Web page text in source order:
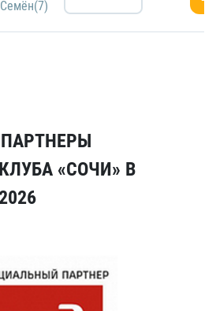
Семён(7)
«СОЧИ» В